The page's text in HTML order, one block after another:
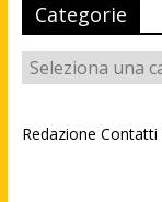
Categorie
Categorie
Redazione Contatti